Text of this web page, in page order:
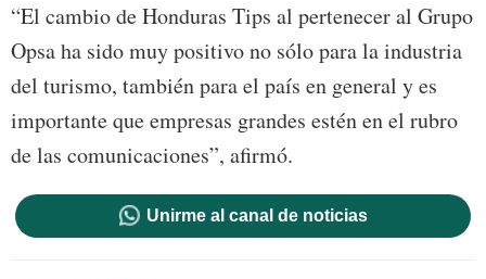
“El cambio de Honduras Tips al pertenecer al Grupo
Opsa ha sido muy positivo no sólo para la industria
del turismo, también para el país en general y es
importante que empresas grandes estén en el rubro
de las comunicaciones”, afirmó.
Unirme al canal de noticias